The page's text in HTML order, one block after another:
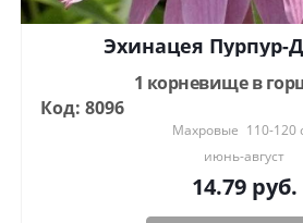
Эхинацея Пурпур-
1 корневище в
Код: 8096
Махровые 110-120
июнь-август
14.79руб.